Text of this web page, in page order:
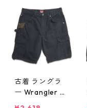
09221n w6042
古着 ラングラ
ー Wrangler リ